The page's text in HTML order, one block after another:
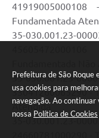
Prefeitura de São Roque
usa cookies para
navegação. Ao continuar
nossa Política de Cookies
Fundamentada
35-030.001.23-
35-
33041260065290 -
Atendida
35-030.001.23-
24660781000290 -